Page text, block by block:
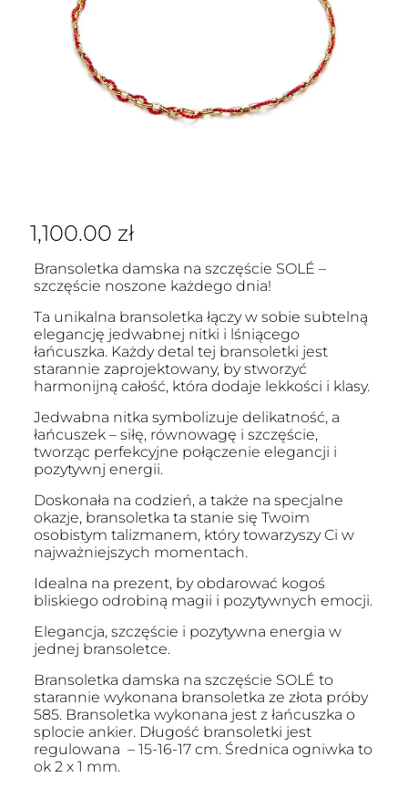
1,100.00 zł
Bransoletka damska na szczęście SOLÉ –
szczęście noszone każdego dnia!
Ta unikalna bransoletka łączy w sobie subtelną
elegancję jedwabnej nitki i lśniącego
łańcuszka. Każdy detal tej bransoletki jest
starannie zaprojektowany, by stworzyć
harmonijną całość, która dodaje lekkości i klasy.
Jedwabna nitka symbolizuje delikatność, a
łańcuszek – siłę, równowagę i szczęście,
tworząc perfekcyjne połączenie elegancji i
pozytywnj energii.
Doskonała na codzień, a także na specjalne
okazje, bransoletka ta stanie się Twoim
osobistym talizmanem, który towarzyszy Ci w
najważniejszych momentach.
Idealna na prezent, by obdarować kogoś
bliskiego odrobiną magii i pozytywnych emocji.
Elegancja, szczęście i pozytywna energia w
jednej bransoletce.
Bransoletka damska na szczęście SOLÉ to
starannie wykonana bransoletka ze złota próby
585. Bransoletka wykonana jest z łańcuszka o
splocie ankier. Długość bransoletki jest
regulowana – 15-16-17 cm. Średnica ogniwka to
ok 2 x 1 mm.